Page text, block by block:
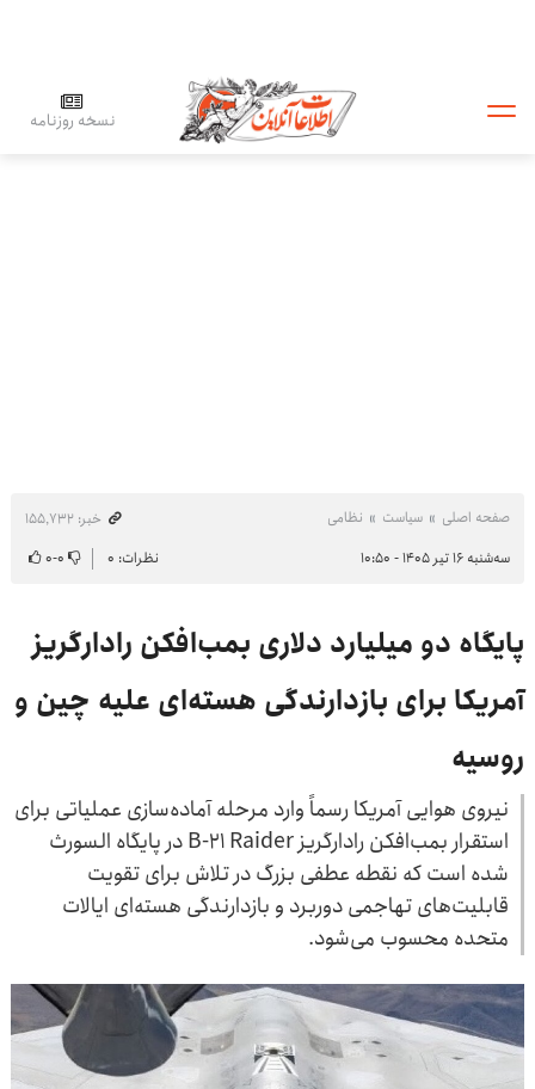
نسخه روزنامه
صفحه اصلی سیاست نظامی
خبر: ۱۵۵٬۷۳۲
سه‌شنبه ۱۶ تیر ۱۴۰۵ - ۱۰:۵۰
نظرات: ۰ ۰-۰
پایگاه دو میلیارد دلاری بمب‌افکن رادارگریز
آمریکا برای بازدارندگی هسته‌ای علیه چین و
روسیه
نیروی هوایی آمریکا رسماً وارد مرحله آماده‌سازی عملیاتی برای
استقرار بمب‌افکن رادارگریز B-21 Raider در پایگاه السورث
شده است که نقطه عطفی بزرگ در تلاش برای تقویت
قابلیت‌های تهاجمی دوربرد و بازدارندگی هسته‌ای ایالات
متحده محسوب می‌شود.